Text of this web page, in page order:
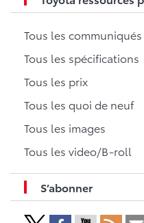
Tous les communiqués
Tous les spécifications
Tous les prix
Tous les quoi de neuf
Tous les images
Tous les video/B-roll
S’abonner